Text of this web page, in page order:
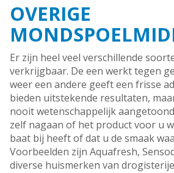
OVERIGE
Er zijn heel veel verschillende
verkrijgbaar. De een werkt tegen
weer een andere geeft een frisse
bieden uitstekende resultaten,
nooit wetenschappelijk
zelf nagaan of het product voor u
baat bij heeft of dat u de smaak
Voorbeelden zijn Aquafresh,
diverse huismerken van